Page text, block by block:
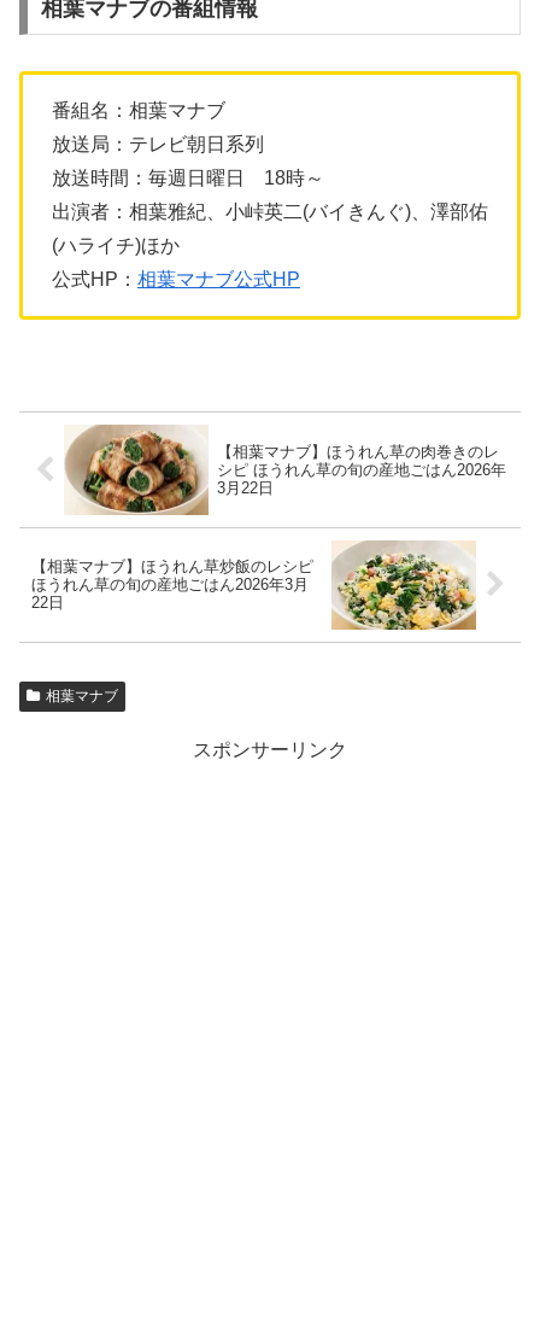
相葉マナブの番組情報
番組名：相葉マナブ
放送局：テレビ朝日系列
放送時間：毎週日曜日 18時～
出演者：相葉雅紀、小峠英二(バイきんぐ)、澤部佑
(ハライチ)ほか
公式HP： 相葉マナブ公式HP
【相葉マナブ】ほうれん草の肉巻きのレ
シピ ほうれん草の旬の産地ごはん2026年
3月22日
【相葉マナブ】ほうれん草炒飯のレシピ
ほうれん草の旬の産地ごはん2026年3月
22日
相葉マナブ
スポンサーリンク